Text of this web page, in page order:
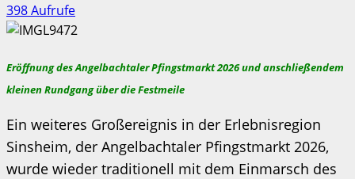
398 Aufrufe
Eröffnung des Angelbachtaler Pfingstmarkt 2026 und anschließendem
kleinen Rundgang über die Festmeile
Ein weiteres Großereignis in der Erlebnisregion
Sinsheim, der Angelbachtaler Pfingstmarkt 2026,
wurde wieder traditionell mit dem Einmarsch des